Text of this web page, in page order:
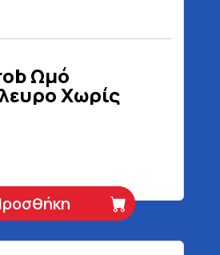
Ωμό
Χωρίς
gr